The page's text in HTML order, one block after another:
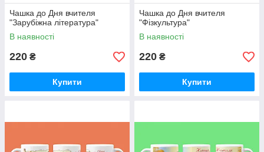
Чашка до Дня вчителя
"Зарубіжна література"
В наявності
220 ₴
Купити
Чашка до Дня вчителя
"Фізкультура"
В наявності
220 ₴
Купити